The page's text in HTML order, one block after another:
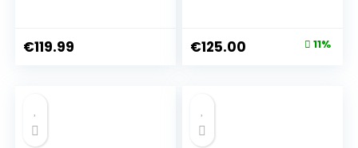
Karte für 4K TV-
HDMI-Ausgang,
Gamepads
Unterstützung
WiFi/LAN (256G)
€119.99
70+
Spieleemulatoren
€125.00 11%